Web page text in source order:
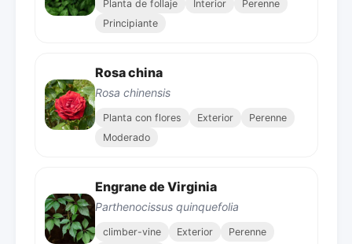
Planta de follaje Interior
Perenne
Principiante
Rosa china
Rosa chinensis
Planta con flores Exterior
Perenne
Moderado
Engrane de Virginia
Parthenocissus quinquefolia
climber-vine Exterior
Perenne